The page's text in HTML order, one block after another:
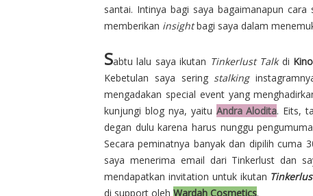
santai. Intinya bagi saya bagaimanapun
memberikan insightbagi saya dalam
Sabtu lalu saya ikutan Tinkerlust Talkdi
Kebetulan saya sering stalking
mengadakan special event yang
kunjungi blog nya, yaitu Andra Alodita. Eits,
degan dulu karena harus nunggu
Secara peminatnya banyak dan dipilih cuma
saya menerima email dari Tinkerlust dan
mendapatkan invitation untuk ikutan
di support oleh Wardah Cosmetics.